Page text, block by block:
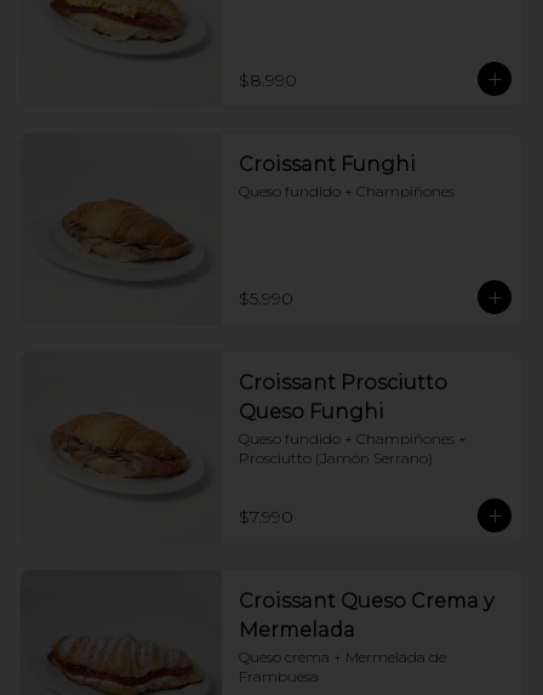
$8.990
Croissant Funghi
Queso fundido + Champiñones
$5.990
Croissant Prosciutto
Queso Funghi
Queso fundido + Champiñones +
Prosciutto (Jamón Serrano)
$7.990
Croissant Queso Crema y
Mermelada
Queso crema + Mermelada de
Frambuesa